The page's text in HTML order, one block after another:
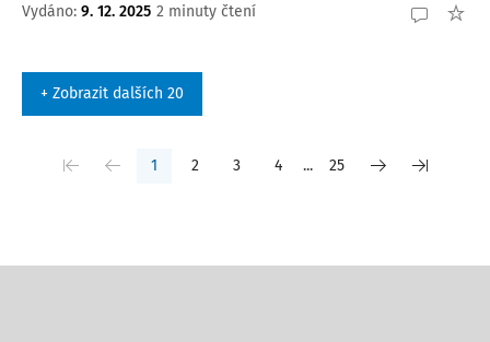
Vydáno: 9. 12. 2025 2 minuty čtení
+ Zobrazit dalších 20
1 2 3 4 ... 25